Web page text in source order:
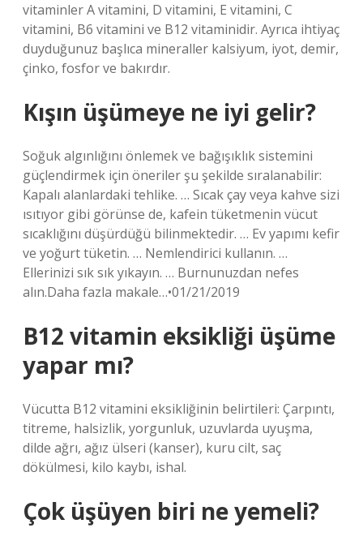
vitaminler A vitamini, D vitamini, E vitamini, C
vitamini, B6 vitamini ve B12 vitaminidir. Ayrıca ihtiyaç
duyduğunuz başlıca mineraller kalsiyum, iyot, demir,
çinko, fosfor ve bakırdır.
Kışın üşümeye ne iyi gelir?
Soğuk algınlığını önlemek ve bağışıklık sistemini
güçlendirmek için öneriler şu şekilde sıralanabilir:
Kapalı alanlardaki tehlike. … Sıcak çay veya kahve sizi
ısıtıyor gibi görünse de, kafein tüketmenin vücut
sıcaklığını düşürdüğü bilinmektedir. … Ev yapımı kefir
ve yoğurt tüketin. … Nemlendirici kullanın. …
Ellerinizi sık sık yıkayın. … Burnunuzdan nefes
alın.Daha fazla makale…•01/21/2019
B12 vitamin eksikliği üşüme
yapar mı?
Vücutta B12 vitamini eksikliğinin belirtileri: Çarpıntı,
titreme, halsizlik, yorgunluk, uzuvlarda uyuşma,
dilde ağrı, ağız ülseri (kanser), kuru cilt, saç
dökülmesi, kilo kaybı, ishal.
Çok üşüyen biri ne yemeli?